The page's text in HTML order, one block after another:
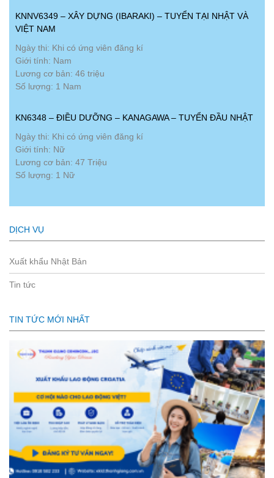
KNNV6349 – XÂY DỰNG (IBARAKI) – TUYỂN TẠI NHẬT VÀ
VIỆT NAM
Ngày thi: Khi có ứng viên đăng kí
Giới tính: Nam
Lương cơ bản: 46 triệu
Số lượng: 1 Nam
KN6348 – ĐIỀU DƯỠNG – KANAGAWA – TUYỂN ĐẦU NHẬT
Ngày thi: Khi có ứng viên đăng kí
Giới tính: Nữ
Lương cơ bản: 47 Triệu
Số lượng: 1 Nữ
DỊCH VỤ
Xuất khẩu Nhật Bản
Tin tức
TIN TỨC MỚI NHẤT